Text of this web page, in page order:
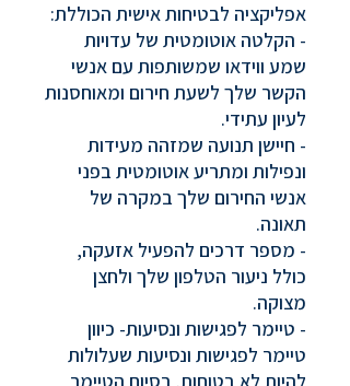
אפליקציה לבטיחות אישית הכוללת:
- הקלטה אוטומטית של עדויות
שמע ווידאו שמשותפות עם אנשי
הקשר שלך לשעת חירום ומאוחסנות
לעיון עתידי.
- חיישן תנועה שמזהה מעידות
ונפילות ומתריע אוטומטית בפני
אנשי החירום שלך במקרה של
תאונה.
- מספר דרכים להפעיל אזעקה,
כולל ניעור הטלפון שלך ולחצן
מצוקה.
- טיימר לפגישות ונסיעות- כיוון
טיימר לפגישות ונסיעות שעלולות